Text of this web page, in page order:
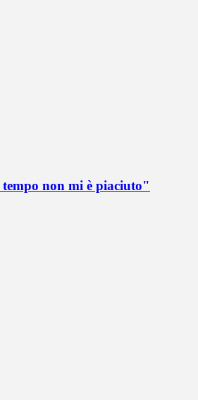
non mi è piaciuto"